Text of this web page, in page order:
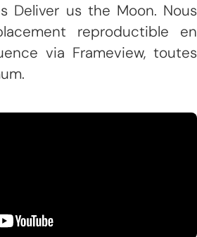
Deliver us the Moon. Nous
reproductible en
via Frameview, toutes